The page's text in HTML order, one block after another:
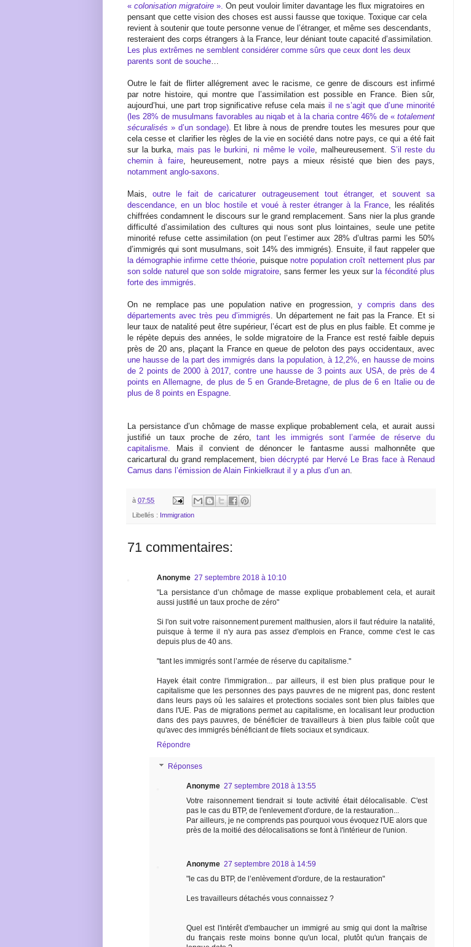
« colonisation migratoire ». On peut vouloir limiter davantage les flux migratoires en
pensant que cette vision des choses est aussi fausse que toxique. Toxique car cela
revient à soutenir que toute personne venue de l’étranger, et même ses descendants,
resteraient des corps étrangers à la France, leur déniant toute capacité d’assimilation.
Les plus extrêmes ne semblent considérer comme sûrs que ceux dont les deux
parents sont de souche
Outre le fait de flirter allégrement avec le racisme, ce genre de discours est infirmé
par notre histoire, qui montre que l’assimilation est possible en France. Bien sûr,
aujourd’hui, une part trop significative refuse cela mais il ne s’agit que d’une minorité
(les 28% de musulmans favorables au niqab et à la charia contre 46% de « totalement
sécuralisés » d’un sondage). Et libre à nous de prendre toutes les mesures pour que
cela cesse et clarifier les règles de la vie en société dans notre pays, ce qui a été fait
sur la burka,mais pas le burkini ,ni même le voile , malheureusement. S’il reste du
chemin à faire, heureusement, notre pays a mieux résisté que bien des pays,
notamment anglo-saxons
Mais,outre le fait de caricaturer outrageusement tout étranger, et souvent sa
descendance, en un bloc hostile et voué à rester étranger à la France , les réalités
chiffrées condamnent le discours sur le grand remplacement. Sans nier la plus grande
difficulté d’assimilation des cultures qui nous sont plus lointaines, seule une petite
minorité refuse cette assimilation (on peut l’estimer aux 28% d’ultras parmi les 50%
d’immigrés qui sont musulmans, soit 14% des immigrés). Ensuite, il faut rappeler que
la démographie infirme cette théorie, puisquenotre population croît nettement plus par
son solde naturel que son solde migratoire, sans fermer les yeux surla fécondité plus
forte des immigrés
On ne remplace pas une population native en progression, y compris dans des
départements avec très peu d’immigrés . Un département ne fait pas la France. Et si
leur taux de natalité peut être supérieur, l’écart est de plus en plus faible. Et comme je
le répète depuis des années, le solde migratoire de la France est resté faible depuis
près de 20 ans, plaçant la France en queue de peloton des pays occidentaux, avec
une hausse de la part des immigrés dans la population, à 12,2%, en hausse de moins
de 2 points de 2000 à 2017, contre une hausse de 3 points aux USA, de près de 4
points en Allemagne, de plus de 5 en Grande-Bretagne, de plus de 6 en Italie ou de
plus de 8 points en Espagne
La persistance d’un chômage de masse explique probablement cela, et aurait aussi
justifié un taux proche de zéro,tant les immigrés sont l’armée de réserve du
capitalisme . Mais il convient de dénoncer le fantasme aussi malhonnête que
caricartural du grand remplacement,bien décrypté par Hervé Le Bras face à Renaud
Camus dans l’émission de Alain Finkielkraut il y a plus d’un an
à 07:55
Libellés : Immigration
71 commentaires:
Anonyme 27 septembre 2018 à 10:10
"La persistance d’un chômage de masse explique probablement cela, et aurait
aussi justifié un taux proche de zéro"
Si l'on suit votre raisonnement purement malthusien, alors il faut réduire la natalité,
puisque à terme il n'y aura pas assez d'emplois en France, comme c'est le cas
depuis plus de 40 ans.
"tant les immigrés sont l’armée de réserve du capitalisme."
Hayek était contre l'immigration... par ailleurs, il est bien plus pratique pour le
capitalisme que les personnes des pays pauvres de ne migrent pas, donc restent
dans leurs pays où les salaires et protections sociales sont bien plus faibles que
dans l'UE. Pas de migrations permet au capitalisme, en localisant leur production
dans des pays pauvres, de bénéficier de travailleurs à bien plus faible coût que
qu'avec des immigrés bénéficiant de filets sociaux et syndicaux.
Répondre
Réponses
Anonyme 27 septembre 2018 à 13:55
Votre raisonnement tiendrait si toute activité était délocalisable. C'est
pas le cas du BTP, de l'enlevement d'ordure, de la restauration...
Par ailleurs, je ne comprends pas pourquoi vous évoquez l'UE alors que
près de la moitié des délocalisations se font à l'intérieur de l'union.
Anonyme 27 septembre 2018 à 14:59
"le cas du BTP, de l’enlèvement d'ordure, de la restauration"
Les travailleurs détachés vous connaissez ?
Quel est l'intérêt d'embaucher un immigré au smig qui dont la maîtrise
du français reste moins bonne qu'un local, plutôt qu'un français de